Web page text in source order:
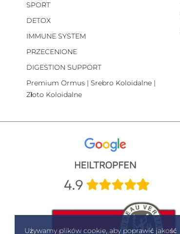
Używamy plików cookie, aby poprawić jakość
SPORT
DETOX
IMMUNE SYSTEM
PRZECENIONE
DIGESTION SUPPORT
Premium Ormus | Srebro Koloidalne |
Złoto Koloidalne